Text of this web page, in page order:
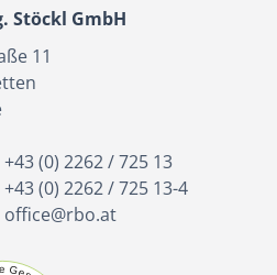
Stöckl GmbH
11
+43 (0) 2262 / 725 13
+43 (0) 2262 / 725 13-4
office@rbo.at